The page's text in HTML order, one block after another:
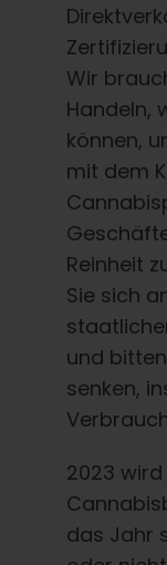
Wir
Handeln,
können,
mit dem
Reinheit
Sie sich
und
senken,
2023
das Jahr